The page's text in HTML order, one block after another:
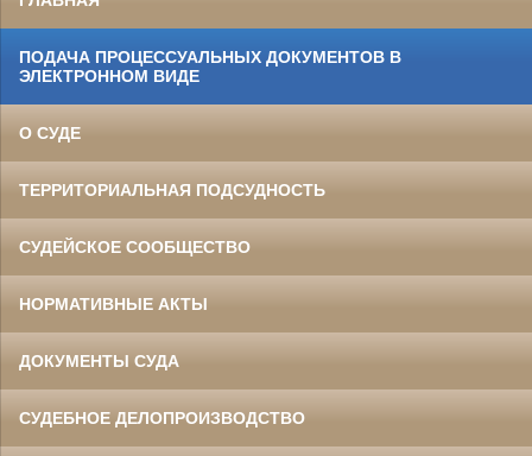
ПОДАЧА ПРОЦЕССУАЛЬНЫХ ДОКУМЕНТОВ В
ЭЛЕКТРОННОМ ВИДЕ
О СУДЕ
ТЕРРИТОРИАЛЬНАЯ ПОДСУДНОСТЬ
СУДЕЙСКОЕ СООБЩЕСТВО
НОРМАТИВНЫЕ АКТЫ
ДОКУМЕНТЫ СУДА
СУДЕБНОЕ ДЕЛОПРОИЗВОДСТВО